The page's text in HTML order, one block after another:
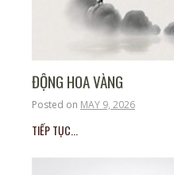
ĐỘNG HOA VÀNG
Posted on MAY 9, 2026
TIẾP TỤC...